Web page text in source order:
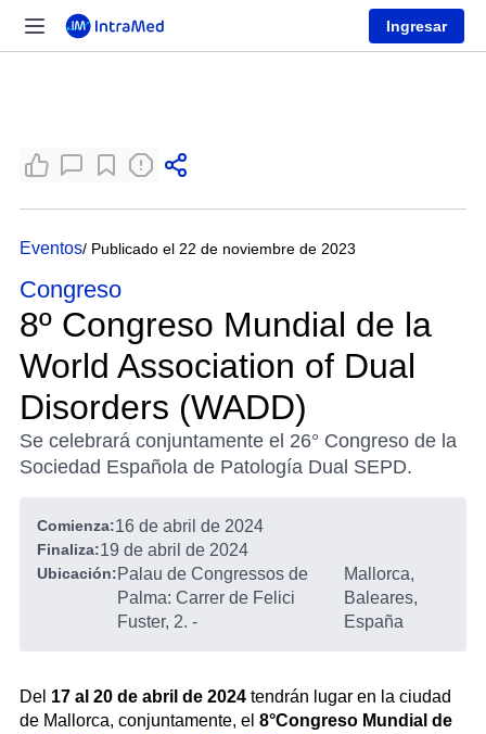
Ingresar
Eventos/ Publicado el 22 de noviembre de 2023
Congreso
8º Congreso Mundial de la
World Association of Dual
Disorders (WADD)
Se celebrará conjuntamente el 26° Congreso de la
Sociedad Española de Patología Dual SEPD.
Comienza:16 de abril de 2024
Finaliza:19 de abril de 2024
Ubicación:Palau de Congressos de
Palma: Carrer de Felici
Fuster, 2. -
Mallorca,
Baleares,
España
Del 17 al 20 de abril de 2024 tendrán lugar en la ciudad
de Mallorca, conjuntamente, el 8°Congreso Mundial de